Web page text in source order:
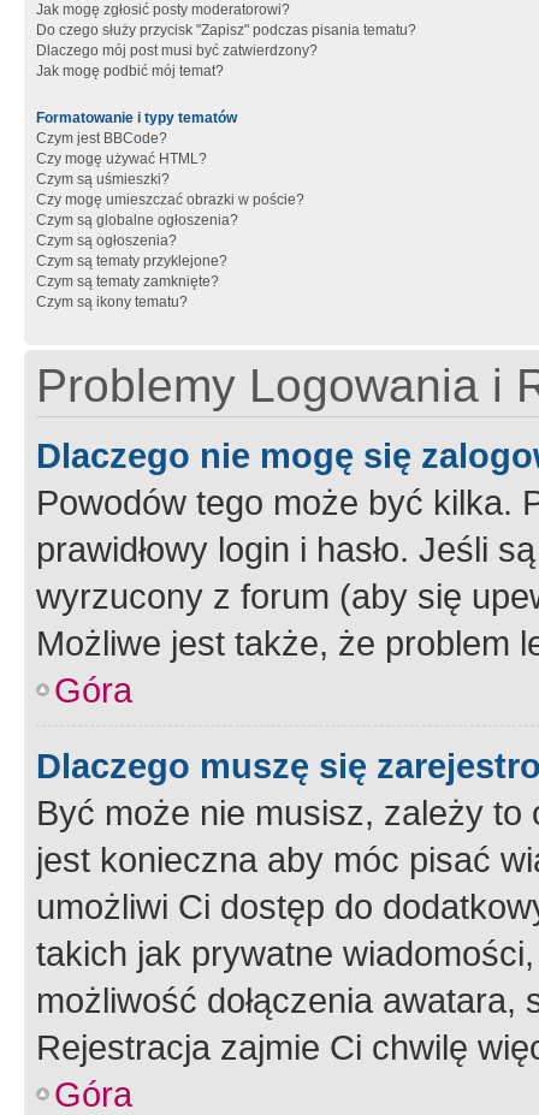
Jak mogę zgłosić posty moderatorowi?
Do czego służy przycisk "Zapisz" podczas pisania tematu?
Dlaczego mój post musi być zatwierdzony?
Jak mogę podbić mój temat?
Formatowanie i typy tematów
Czym jest BBCode?
Czy mogę używać HTML?
Czym są uśmieszki?
Czy mogę umieszczać obrazki w poście?
Czym są globalne ogłoszenia?
Czym są ogłoszenia?
Czym są tematy przyklejone?
Czym są tematy zamknięte?
Czym są ikony tematu?
Problemy Logowania i
Dlaczego nie mogę się
Powodów tego może być kilka.
prawidłowy login i hasło. Jeśli
wyrzucony z forum (aby się
Możliwe jest także, że problem
Góra
Dlaczego muszę się
Być może nie musisz, zależy
jest konieczna aby móc pisać
umożliwi Ci dostęp do
takich jak prywatne
możliwość dołączenia
Rejestracja zajmie Ci chwilę
Góra